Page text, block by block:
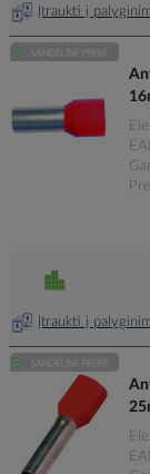
Įtraukti į
Įtraukti į